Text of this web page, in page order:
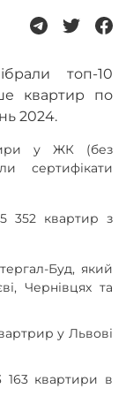
топ-10
квартир по
2024.
у ЖК (без
сертифікати
352 квартир з
Буд, який
Чернівцях та
у Львові
163 квартири в